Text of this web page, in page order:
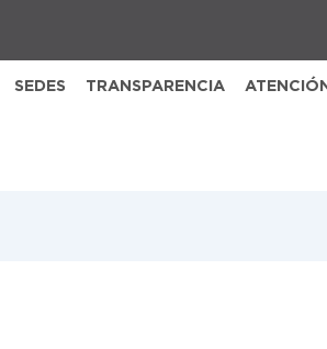
SEDES TRANSPARENCIA